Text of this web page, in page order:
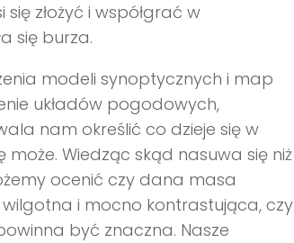
złożyć i współgrać w
się burza.
modeli synoptycznych i map
układów pogodowych,
nam określić co dzieje się w
Wiedząc skąd nasuwa się niż
ocenić czy dana masa
i mocno kontrastująca, czy
być znaczna. Nasze